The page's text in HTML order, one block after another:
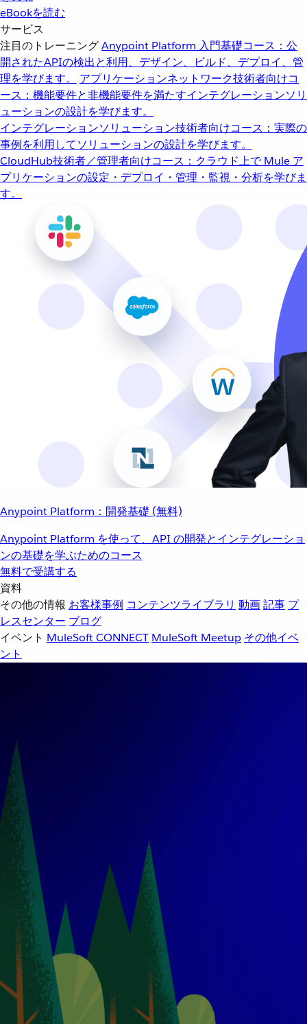
eBookを読む
サービス
注目のトレーニングAnypoint Platform 入門基礎コース：公
開されたAPIの検出と利用、デザイン、ビルド、デプロイ、管
理を学びます。
アプリケーションネットワーク技術者向けコ
ース：機能要件と非機能要件を満たすインテグレーションソリ
ューションの設計を学びます。
インテグレーションソリューション技術者向けコース：実際の
事例を利用してソリューションの設計を学びます。
CloudHub技術者／管理者向けコース：クラウド上で Mule ア
プリケーションの設定・デプロイ・管理・監視・分析を学びま
す。
Anypoint Platform：開発基礎 (無料)
Anypoint Platform を使って、API の開発とインテグレーショ
ンの基礎を学ぶためのコース
無料で受講する
資料
その他の情報 お客様事例 コンテンツライブラリ 動画記事 プ
レスセンター ブログ
イベント MuleSoft CONNECT MuleSoft Meetup その他イベ
ント